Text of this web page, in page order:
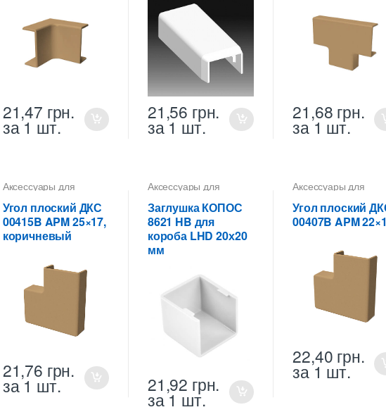
21,47 грн.
за 1 шт.
21,56 грн.
за 1 шт.
21,68 грн.
за 1 шт.
Аксессуары для
коробов
Угол плоский ДКС
00415B APM 25×17,
коричневый
21,76 грн.
за 1 шт.
Аксессуары для
коробов
Заглушка КОПОС
8621 HB для
короба LHD 20х20
мм
21,92 грн.
за 1 шт.
Аксессуары для
коробов
Угол плоский
00407B APM
22,40 грн.
за 1 шт.